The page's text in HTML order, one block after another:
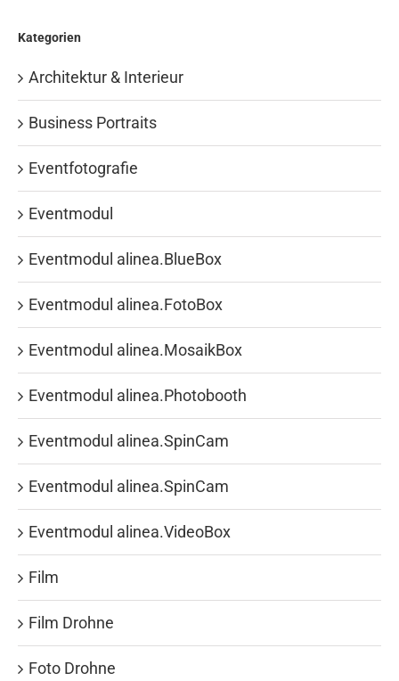
Kategorien
Architektur & Interieur
Business Portraits
Eventfotografie
Eventmodul
Eventmodul alinea.BlueBox
Eventmodul alinea.FotoBox
Eventmodul alinea.MosaikBox
Eventmodul alinea.Photobooth
Eventmodul alinea.SpinCam
Eventmodul alinea.SpinCam
Eventmodul alinea.VideoBox
Film
Film Drohne
Foto Drohne